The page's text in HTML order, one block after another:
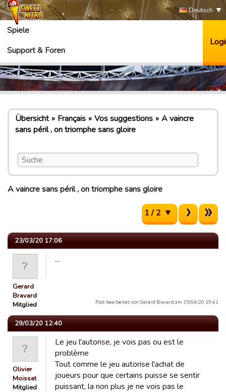
Deutsch
Spiele
Support & Foren
Übersicht Français Vos suggestions
A vaincre
sans péril , on triomphe sans gloire
A vaincre sans péril , on triomphe sans gloire
1 / 2
23/03/20 17:06
Gerard
Bravard
Mitglied
...
Post bearbeitet von Gerard Bravard am 15/04/20 19:41
29/03/20 12:40
Olivier
Moissat
Mitglied
Le jeu l'autorise, je vois pas ou est le
problème
Tout comme le jeu autorise l'achat de
joueurs pour que certains puisse se sentir
puissant, la non plus je ne vois pas le